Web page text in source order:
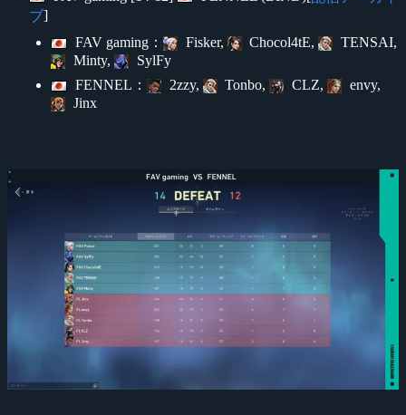
ブ]
FAV gaming：
Fisker, Chocol4tE,
TENSAI,
Minty,
SylFy
FENNEL：
2zzy, Tonbo, CLZ,
envy,
Jinx